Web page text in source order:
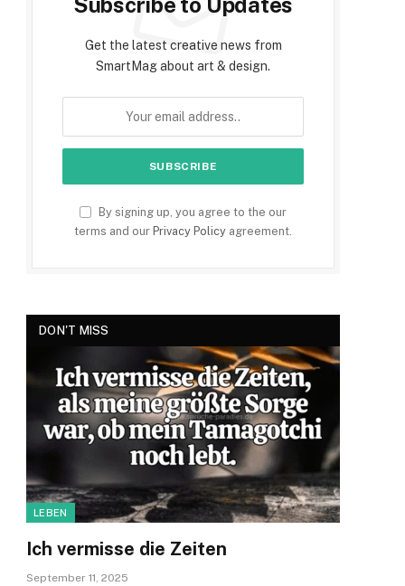
Get the latest creative news from
SmartMag about art & design.
By signing up, you agree to the our
terms and our Privacy Policy agreement.
DON'T MISS
LEBEN
Ich vermisse die Zeiten
September 11, 2025